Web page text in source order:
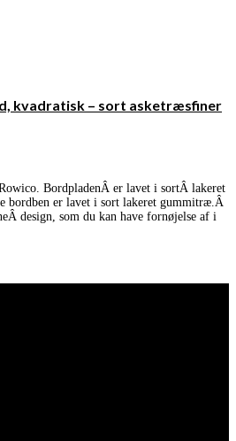
kvadratisk – sort asketræsfiner
BordpladenÂ er lavet i sortÂ lakeret
bordben er lavet i sort lakeret gummitræ.Â
design, som du kan have fornøjelse af i